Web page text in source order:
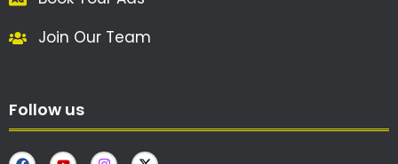
Join Our Team
Follow us